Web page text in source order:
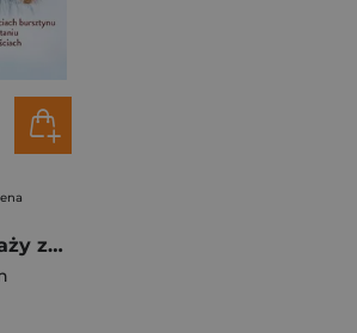
Bursztyn na straży zdrowia